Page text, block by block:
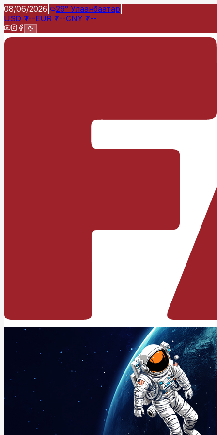
08/06/2026 29° Улаанбаатар
USD ₮--EUR ₮--CNY ₮--